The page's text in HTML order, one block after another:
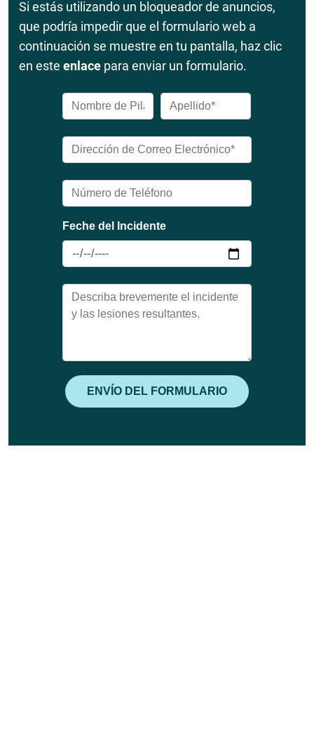
Si estás utilizando un bloqueador de anuncios,
que podría impedir que el formulario web a
continuación se muestre en tu pantalla, haz clic
en este enlace para enviar un formulario.